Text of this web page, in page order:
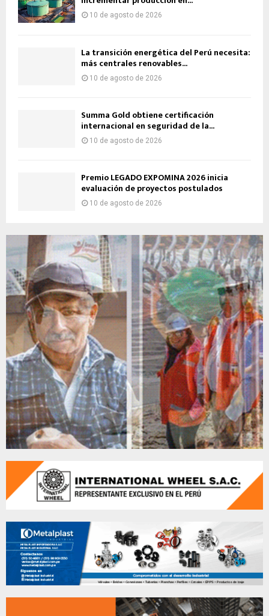
10 de agosto de 2026
La transición energética del Perú necesita:
más centrales renovables...
10 de agosto de 2026
Summa Gold obtiene certificación
internacional en seguridad de la...
10 de agosto de 2026
Premio LEGADO EXPOMINA 2026 inicia
evaluación de proyectos postulados
10 de agosto de 2026